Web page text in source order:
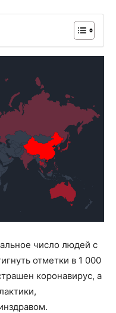
число людей с
отметки в 1 000
коронавирус, а